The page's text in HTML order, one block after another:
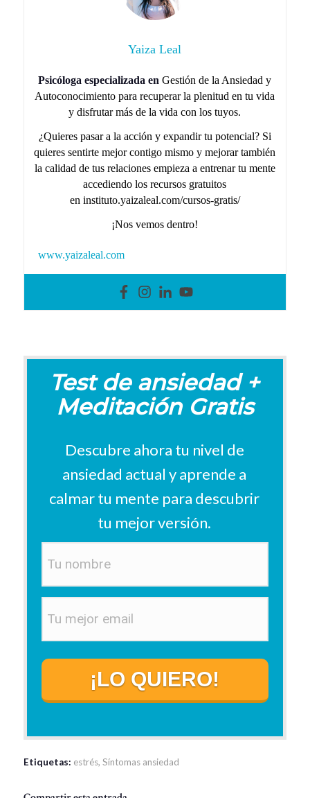
Yaiza Leal
Psicóloga especializada enGestión de la Ansiedad y
Autoconocimiento para recuperar la plenitud en tu vida
y disfrutar más de la vida con los tuyos.
¿Quieres pasar a la acción y expandir tu potencial? Si
quieres sentirte mejor contigo mismo y mejorar también
la calidad de tus relaciones empieza a entrenar tu mente
accediendo los recursos gratuitos
en instituto.yaizaleal.com/cursos-gratis/
¡Nos vemos dentro!
www.yaizaleal.com
Test de ansiedad +
Meditación Gratis
Descubre ahora tu nivel de
ansiedad actual y aprende a
calmar tu mente para descubrir
tu mejor versión.
¡LO QUIERO!
Etiquetas: estrés, Síntomas ansiedad